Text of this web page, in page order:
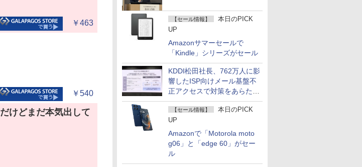
【セール情報】
本日のPICK
UP
Amazonサマーセールで
「Kindle」シリーズがセール
KDDI松田社長、762万人に影
響したISP向けメール基盤不
正アクセスで対策をあらため
て説明
【セール情報】
本日のPICK
UP
Amazonで「Motorola moto
g06」と「edge 60」がセー
ル
￥463
￥540
けどまだ本気出して